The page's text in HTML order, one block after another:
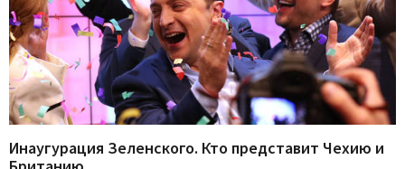
Инаугурация Зеленского. Кто представит Чехию и